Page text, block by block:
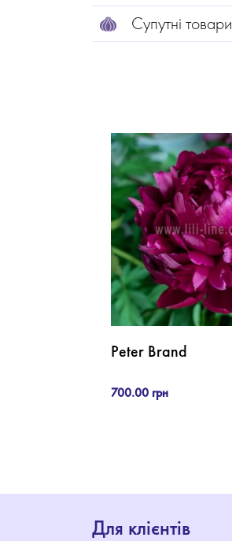
Супутні товари
Peter Brand
700.00 грн
Для клієнтів